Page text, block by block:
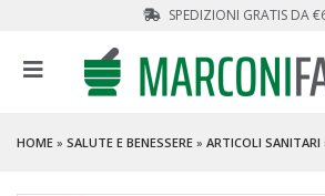
SPEDIZIONI GRATIS DA
HOME » SALUTE E BENESSERE » ARTICOLI SANITARI